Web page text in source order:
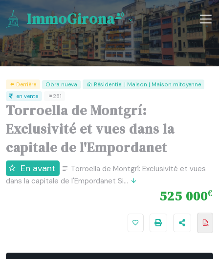
ImmoGirona
Derrière Obra nueva
Résidentiel | Maison | Maison mitoyenne
en vente
281
Torroella de Montgrí:
Exclusivité et vues dans la
capitale de l'Empordanet
En avant
Torroella de Montgrí: Exclusivité et vues
dans la capitale de l'Empordanet Si...
525 000€